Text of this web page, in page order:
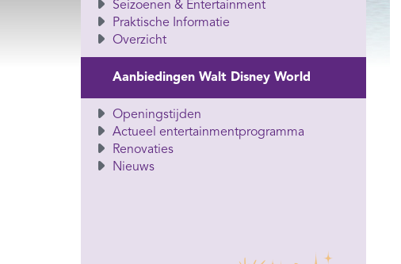
Seizoenen & Entertainment
Praktische Informatie
Overzicht
Aanbiedingen Walt Disney World
Openingstijden
Actueel entertainmentprogramma
Renovaties
Nieuws